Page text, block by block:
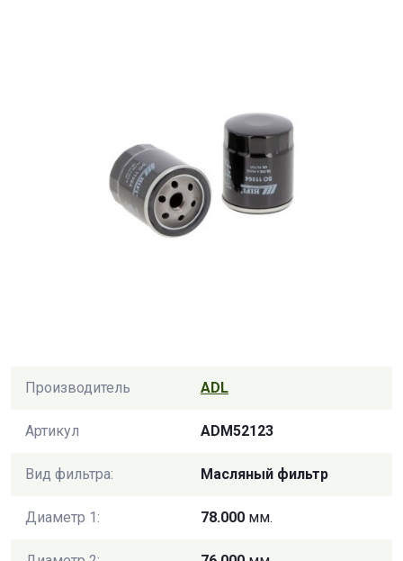
Производитель ADL
Артикул ADM52123
Вид фильтра: Масляный фильтр
Диаметр 1: 78.000 мм.